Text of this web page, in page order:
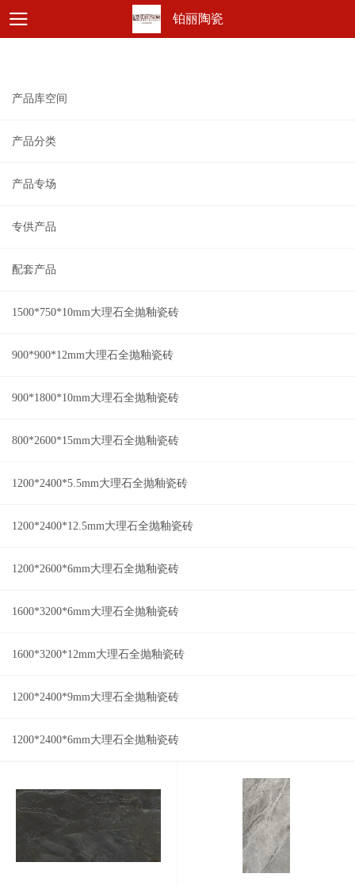
铂丽陶瓷
产品库空间
产品分类
产品专场
专供产品
配套产品
1500*750*10mm大理石全抛釉瓷砖
900*900*12mm大理石全抛釉瓷砖
900*1800*10mm大理石全抛釉瓷砖
800*2600*15mm大理石全抛釉瓷砖
1200*2400*5.5mm大理石全抛釉瓷砖
1200*2400*12.5mm大理石全抛釉瓷砖
1200*2600*6mm大理石全抛釉瓷砖
1600*3200*6mm大理石全抛釉瓷砖
1600*3200*12mm大理石全抛釉瓷砖
1200*2400*9mm大理石全抛釉瓷砖
1200*2400*6mm大理石全抛釉瓷砖